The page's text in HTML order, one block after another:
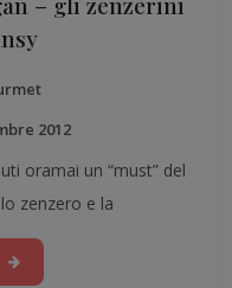
2012
oramai un “must” del
zenzero e la